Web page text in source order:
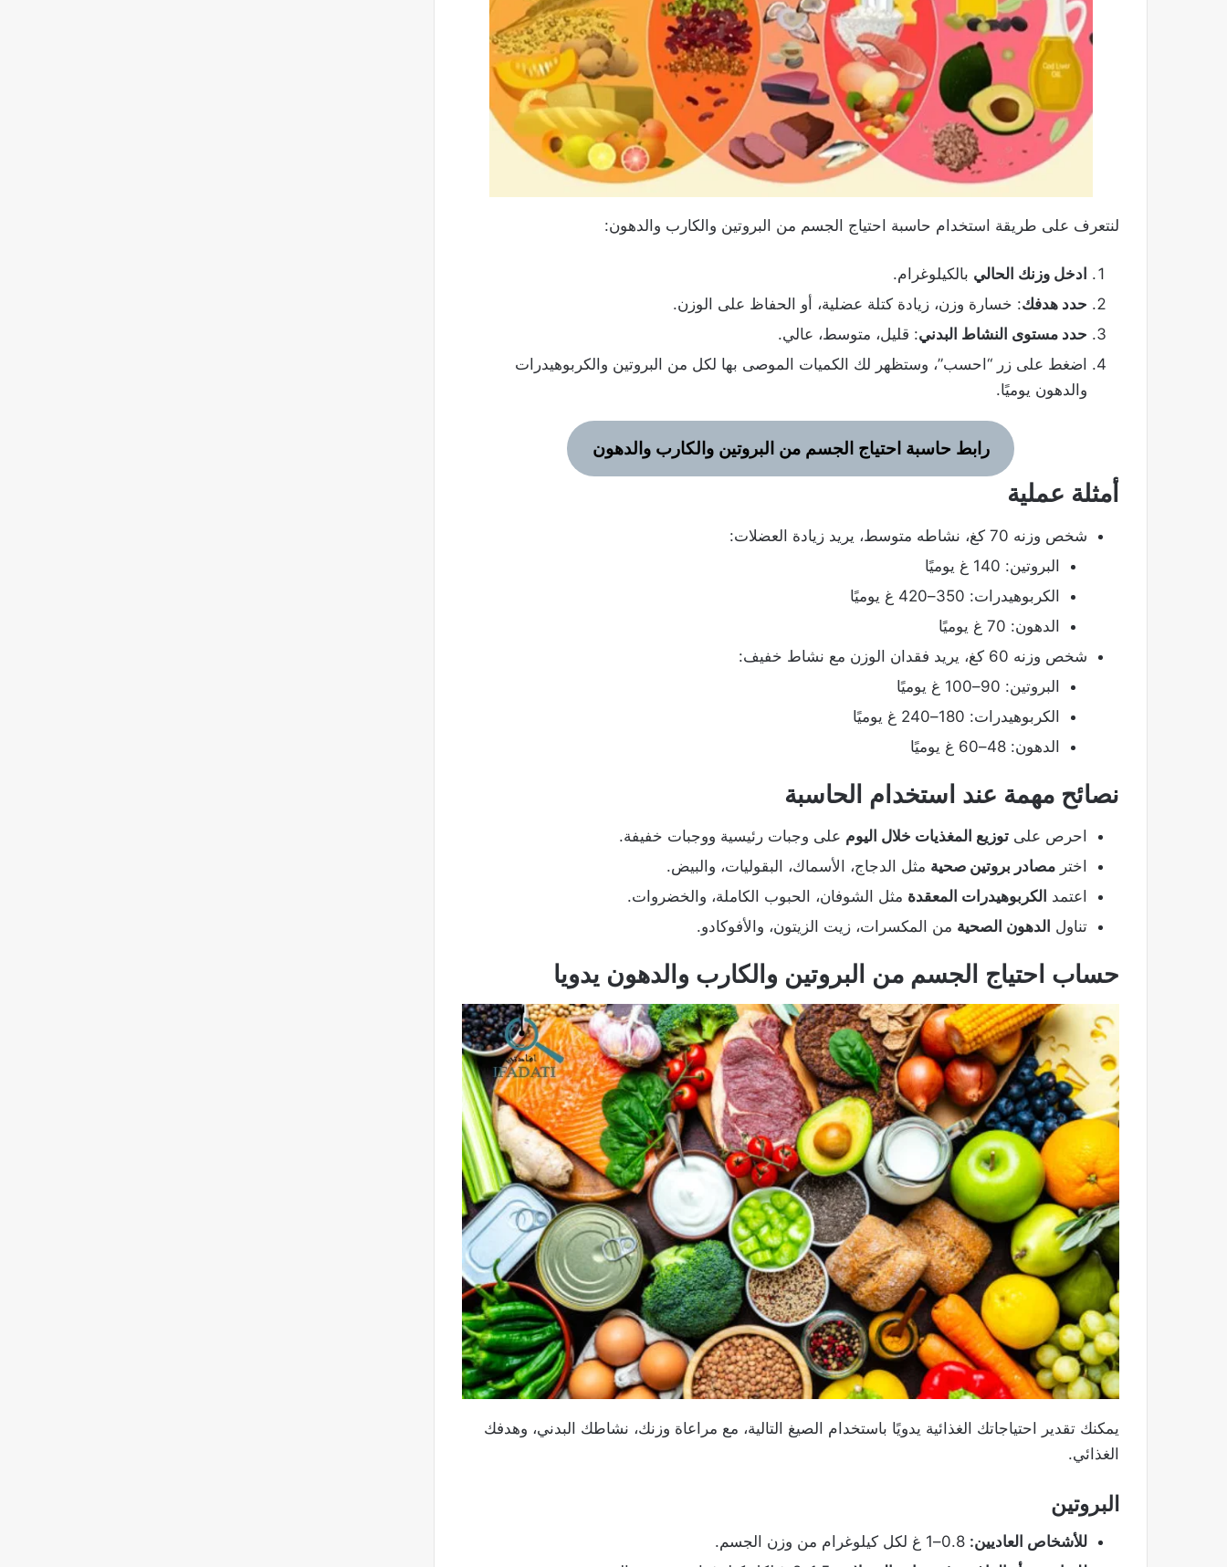
لنتعرف على طريقة استخدام حاسبة احتياج الجسم من البروتين والكارب والدهون​:
ادخل وزنك الحالي بالكيلوغرام.
حدد هدفك: خسارة وزن، زيادة كتلة عضلية، أو الحفاظ على الوزن.
حدد مستوى النشاط البدني: قليل، متوسط، عالي.
اضغط على زر “احسب”، وستظهر لك الكميات الموصى بها لكل من البروتين والكربوهيدرات
والدهون يوميًا.
رابط حاسبة احتياج الجسم من البروتين والكارب والدهون
أمثلة عملية
شخص وزنه 70 كغ، نشاطه متوسط، يريد زيادة العضلات:
البروتين: 140 غ يوميًا
الكربوهيدرات: 350–420 غ يوميًا
الدهون: 70 غ يوميًا
شخص وزنه 60 كغ، يريد فقدان الوزن مع نشاط خفيف:
البروتين: 90–100 غ يوميًا
الكربوهيدرات: 180–240 غ يوميًا
الدهون: 48–60 غ يوميًا
نصائح مهمة عند استخدام الحاسبة
احرص على توزيع المغذيات خلال اليوم على وجبات رئيسية ووجبات خفيفة.
اختر مصادر بروتين صحية مثل الدجاج، الأسماك، البقوليات، والبيض.
اعتمد الكربوهيدرات المعقدة مثل الشوفان، الحبوب الكاملة، والخضروات.
تناول الدهون الصحية من المكسرات، زيت الزيتون، والأفوكادو.
حساب احتياج الجسم من البروتين والكارب والدهون يدويا
يمكنك تقدير احتياجاتك الغذائية يدويًا باستخدام الصيغ التالية، مع مراعاة وزنك، نشاطك البدني، وهدفك
الغذائي.
البروتين
للأشخاص العاديين: